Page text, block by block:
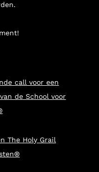
call voor een
de School voor
The Holy Grail